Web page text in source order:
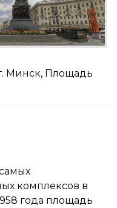
Минск, Площадь
комплексов в
года площадь